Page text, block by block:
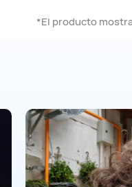
*El producto